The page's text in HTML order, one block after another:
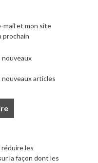
mail et mon site
prochain
nouveaux
articles
les
la façon dont les